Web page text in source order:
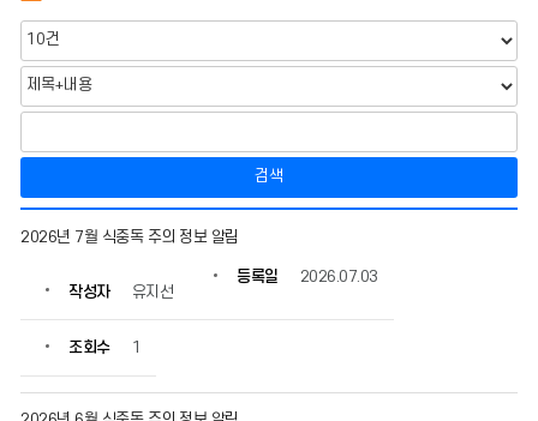
검색
양
의
물
번
2026년 7월 식중독 주의 정보 알림
작성자 유지선
등록일 2026.07.03
조회수 1